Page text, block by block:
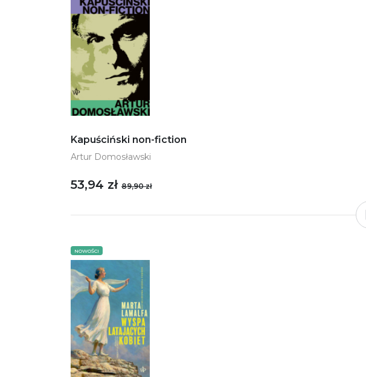
Kapuściński non-fiction
Artur Domosławski
53,94 zł 89,90 zł
NOWOŚCI